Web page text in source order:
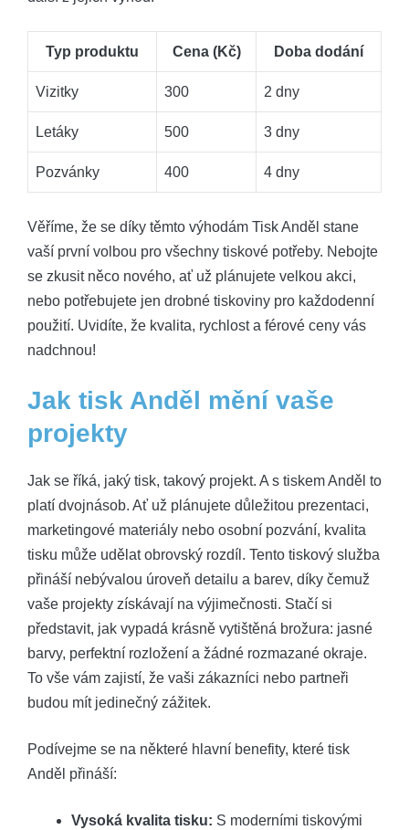
Typ produktu Cena (Kč) Doba dodání
Vizitky 300 2 dny
Letáky 500 3 dny
Pozvánky 400 4 dny
Věříme, že se díky těmto výhodám Tisk Anděl stane
vaší první volbou pro všechny tiskové potřeby. Nebojte
se zkusit něco nového, ať už plánujete velkou akci,
nebo potřebujete jen drobné tiskoviny pro každodenní
použití. Uvidíte, že kvalita, rychlost a férové ceny vás
nadchnou!
Jak tisk Anděl mění vaše
projekty
Jak se říká, jaký tisk, takový projekt. A s tiskem Anděl to
platí dvojnásob. Ať už plánujete důležitou prezentaci,
marketingové materiály nebo osobní pozvání, kvalita
tisku může udělat obrovský rozdíl. Tento tiskový služba
přináší nebývalou úroveň detailu a barev, díky čemuž
vaše projekty získávají na výjimečnosti. Stačí si
představit, jak vypadá krásně vytištěná brožura: jasné
barvy, perfektní rozložení a žádné rozmazané okraje.
To vše vám zajistí, že vaši zákazníci nebo partneři
budou mít jedinečný zážitek.
Podívejme se na některé hlavní benefity, které tisk
Anděl přináší:
Vysoká kvalita tisku: S moderními tiskovými